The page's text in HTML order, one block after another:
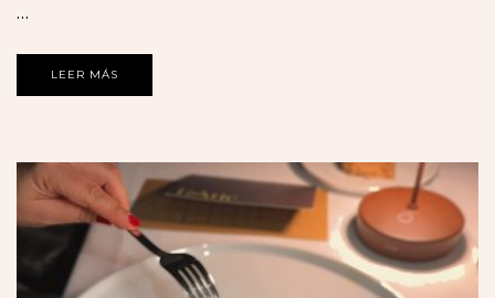
…
LEER MÁS